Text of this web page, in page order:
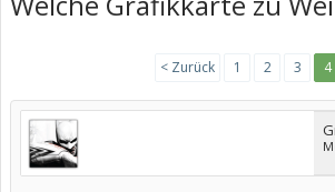
< Zurück 1 2 3 4